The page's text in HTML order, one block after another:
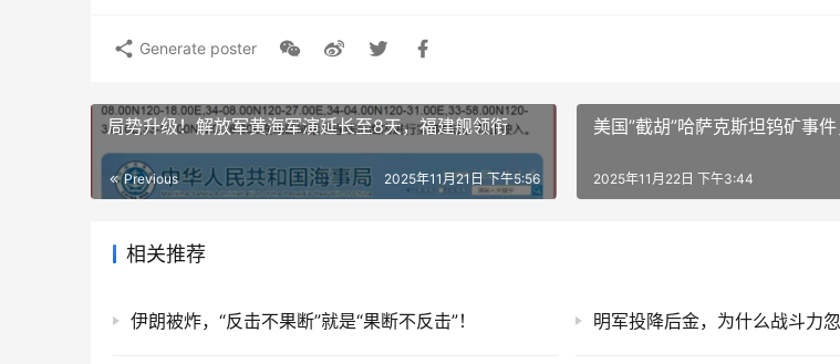
Generate poster
局势升级！解放军黄海军演延长至8天，福建舰领衔
Previous 2025年11月21日 下午5:56
美国”截胡”哈萨克斯坦钨矿事
2025年11月22日 下午3:44
相关推荐
伊朗被炸，“反击不果断”就是“果断不反击”！ 明军投降后金，为什么战斗力忽